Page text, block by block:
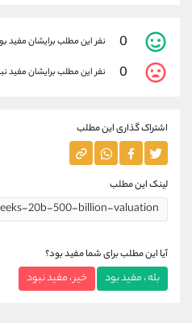
0 نفر این مطلب برایشان مفید
0 نفر این مطلب برایشان مفید
اشتراک گذاری این مطلب
لینک این مطلب
آیا این مطلب برای شما مفید بود؟
بله ، مفید بود خیر ، مفید نبود